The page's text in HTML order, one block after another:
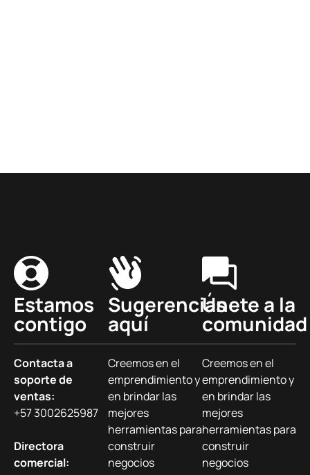
Estamos
contigo
Contacta a
soporte de
ventas:
+57 3002625987
Directora
comercial:
Sugerencias
aquí
Creemos en el
emprendimiento y
en brindar las
mejores
herramientas para
construir
negocios
Únete a la
comunidad
Creemos en el
emprendimiento y
en brindar las
mejores
herramientas para
construir
negocios